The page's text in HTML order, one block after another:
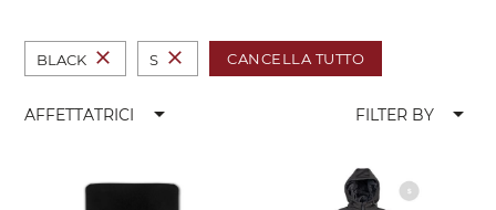
BLACK close S close CANCELLA TUTTO
AFFETTATRICI arrow_drop_down FILTER BY arrow_drop_down